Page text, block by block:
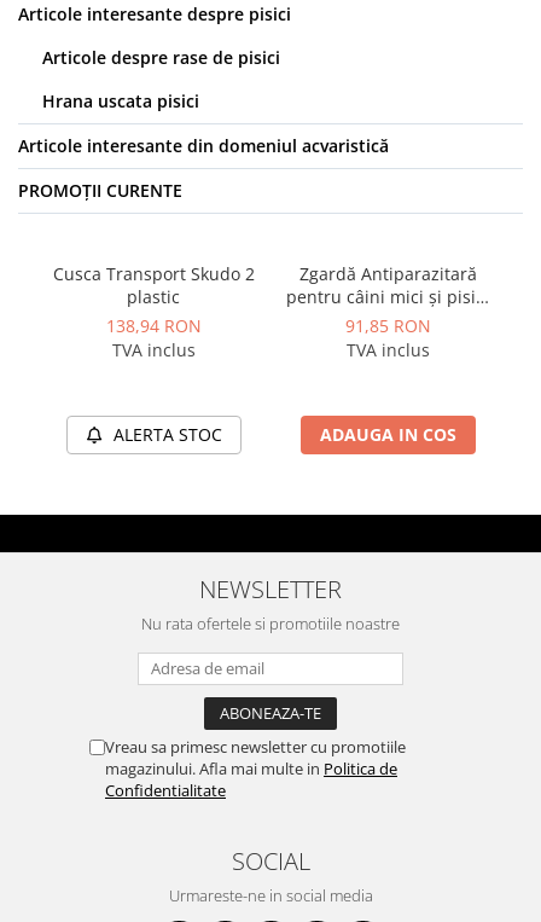
Articole interesante despre pisici
Articole despre rase de pisici
Hrana uscata pisici
Articole interesante din domeniul acvaristică
PROMOȚII CURENTE
Cusca Transport Skudo 2
plastic
138,94 RON
TVA inclus
ALERTA STOC
Zgardă Antiparazitară
pentru câini mici și pisici
38 cm Bolfo
91,85 RON
TVA inclus
ADAUGA IN COS
NEWSLETTER
Nu rata ofertele si promotiile noastre
Vreau sa primesc newsletter cu promotiile
magazinului. Afla mai multe in Politica de
Confidentialitate
SOCIAL
Urmareste-ne in social media